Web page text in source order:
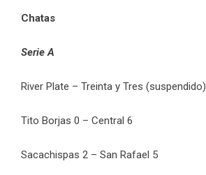
Chatas
Serie A
River Plate – Treinta y Tres (suspendido)
Tito Borjas 0 – Central 6
Sacachispas 2 – San Rafael 5